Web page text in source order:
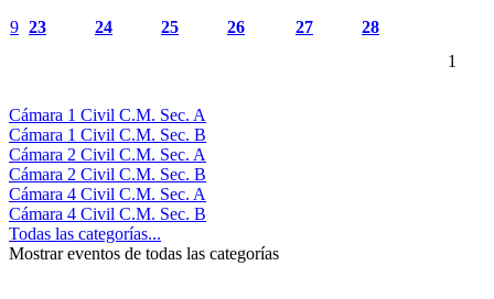
9 23 24 25 26 27
28
1
Cámara 1 Civil C.M. Sec. A
Cámara 1 Civil C.M. Sec. B
Cámara 2 Civil C.M. Sec. A
Cámara 2 Civil C.M. Sec. B
Cámara 4 Civil C.M. Sec. A
Cámara 4 Civil C.M. Sec. B
Todas las categorías...
Mostrar eventos de todas las categorías